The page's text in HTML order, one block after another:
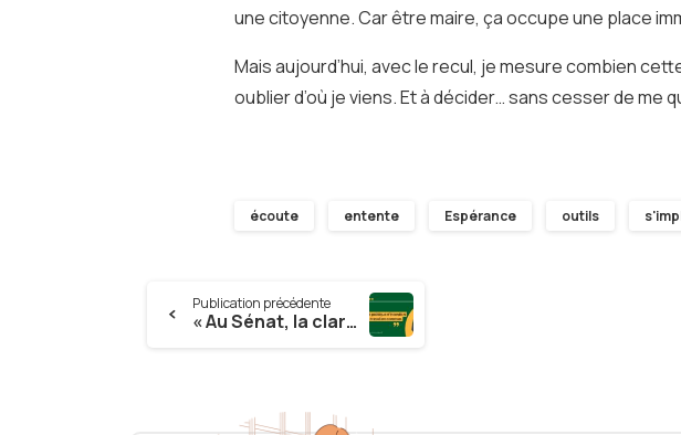
une citoyenne. Car être maire, ça occupe une place
Mais aujourd’hui, avec le recul, je mesure combien
oublier d’où je viens. Et à décider… sans cesser de me
écoute entente Espérance outils
Continue
Publication précédente
« Au Sénat, la clarté politique n’interdit ni le respect, ni le travail en commun »